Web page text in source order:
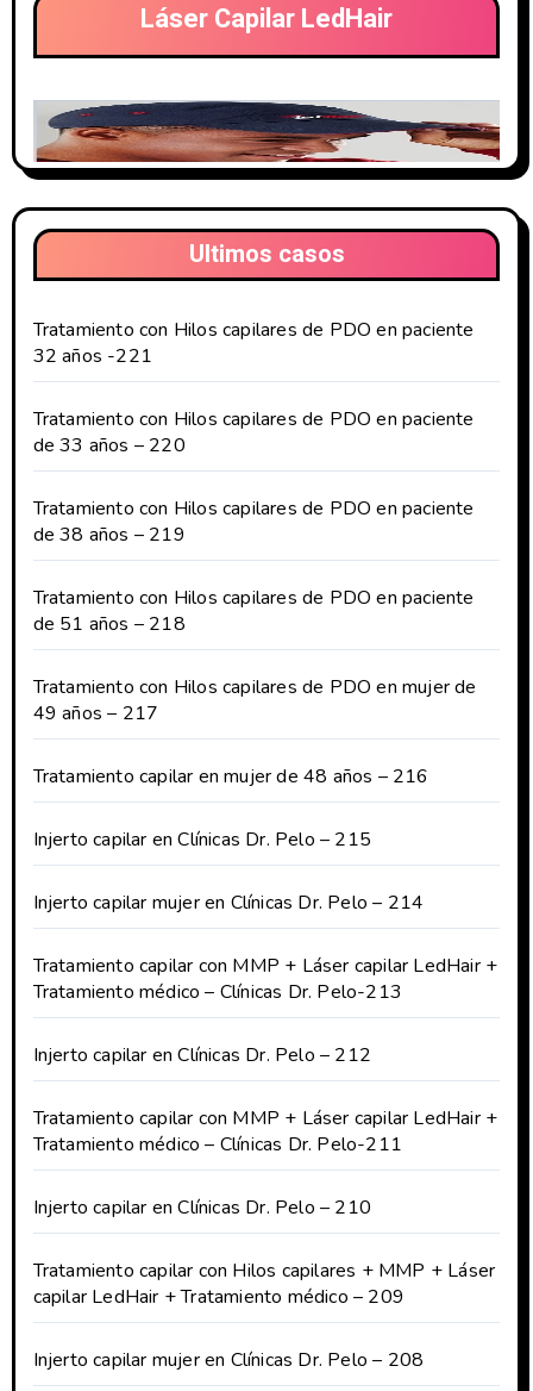
Láser Capilar LedHair
Ultimos casos
Tratamiento con Hilos capilares de PDO en paciente
32 años -221
Tratamiento con Hilos capilares de PDO en paciente
de 33 años – 220
Tratamiento con Hilos capilares de PDO en paciente
de 38 años – 219
Tratamiento con Hilos capilares de PDO en paciente
de 51 años – 218
Tratamiento con Hilos capilares de PDO en mujer de
49 años – 217
Tratamiento capilar en mujer de 48 años – 216
Injerto capilar en Clínicas Dr. Pelo – 215
Injerto capilar mujer en Clínicas Dr. Pelo – 214
Tratamiento capilar con MMP + Láser capilar LedHair +
Tratamiento médico – Clínicas Dr. Pelo-213
Injerto capilar en Clínicas Dr. Pelo – 212
Tratamiento capilar con MMP + Láser capilar LedHair +
Tratamiento médico – Clínicas Dr. Pelo-211
Injerto capilar en Clínicas Dr. Pelo – 210
Tratamiento capilar con Hilos capilares + MMP + Láser
capilar LedHair + Tratamiento médico – 209
Injerto capilar mujer en Clínicas Dr. Pelo – 208